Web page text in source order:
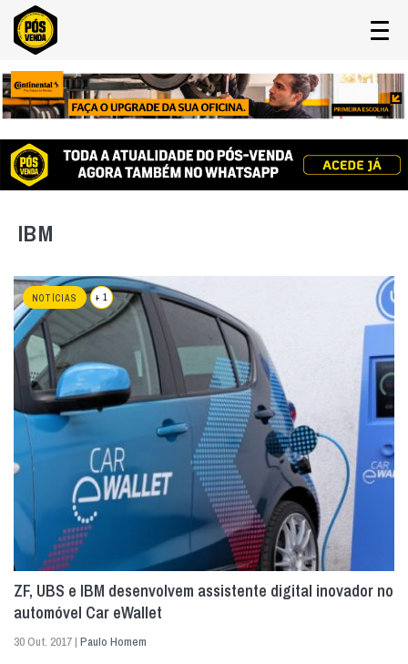
IBM
NOTÍCIAS + 1
ZF, UBS e IBM desenvolvem assistente digital inovador no
automóvel Car eWallet
30 Out. 2017 | Paulo Homem